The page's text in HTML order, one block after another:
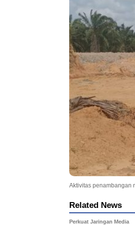
Aktivitas penambangan
Related News
Perkuat Jaringan Media